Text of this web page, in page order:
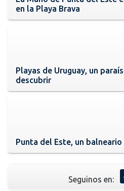
en la Playa Brava
Playas de Uruguay, un
descubrir
Punta del Este, un
Seguinos en: